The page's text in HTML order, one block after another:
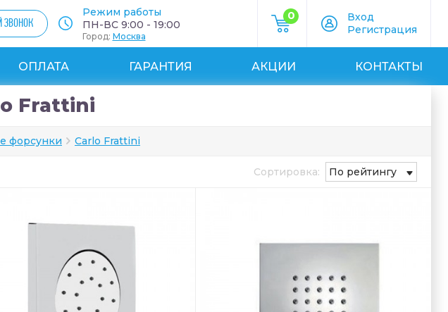
ЗВОНОК
Режим работы
ПН-ВС 9:00 - 19:00
Город: Москва
0
Вход
Регистрация
ОПЛАТА ГАРАНТИЯ АКЦИИ КОНТАКТЫ
Frattini
форсунки Carlo Frattini
Сортировка: По рейтингу